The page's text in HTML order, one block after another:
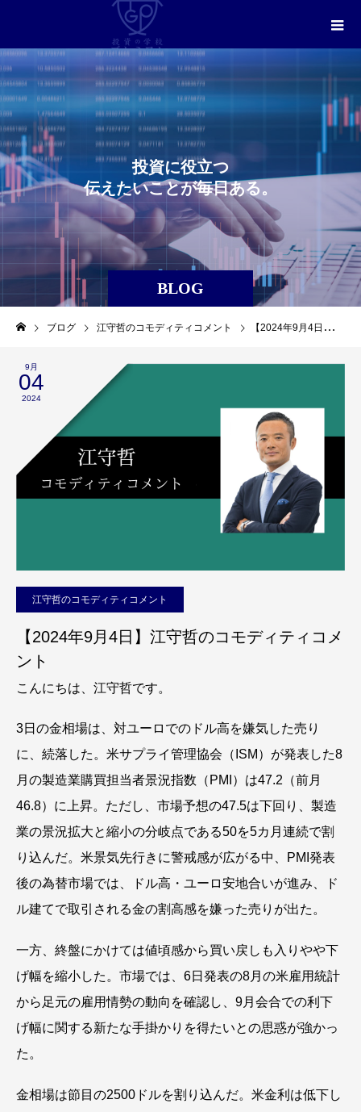
BLOG
投資に役立つ
伝え たいことが毎日ある。
ブログ 江守哲のコモディティコメント 【2024年9月4日】江守哲のコモディティコメント
9月
04
2024
江守哲のコモディティコメント
【2024年9月4日】江守哲のコモディティコメ
ント
こんにちは、江守哲です。
3日の金相場は、対ユーロでのドル高を嫌気した売り
に、続落した。米サプライ管理協会（ISM）が発表した8
月の製造業購買担当者景況指数（PMI）は47.2（前月
46.8）に上昇。ただし、市場予想の47.5は下回り、製造
業の景況拡大と縮小の分岐点である50を5カ月連続で割
り込んだ。米景気先行きに警戒感が広がる中、PMI発表
後の為替市場では、ドル高・ユーロ安地合いが進み、ド
ル建てで取引される金の割高感を嫌った売りが出た。
一方、終盤にかけては値頃感から買い戻しも入りやや下
げ幅を縮小した。市場では、6日発表の8月の米雇用統計
から足元の雇用情勢の動向を確認し、9月会合での利下
げ幅に関する新たな手掛かりを得たいとの思惑が強かっ
た。
金相場は節目の2500ドルを割り込んだ。米金利は低下し